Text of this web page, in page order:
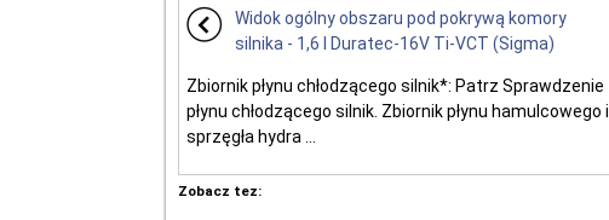
Widok ogólny obszaru pod pokrywą komory
silnika - 1,6 l Duratec-16V Ti-VCT (Sigma)
Zbiornik płynu chłodzącego silnik*: Patrz Sprawdzenie
płynu chłodzącego silnik. Zbiornik płynu hamulcowego i
sprzęgła hydra ...
Zobacz tez: